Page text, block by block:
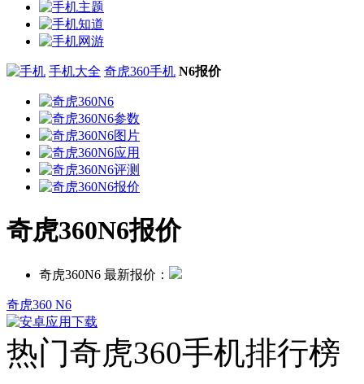
手机大全 奇虎360手机 N6报价
奇虎360N6报价
奇虎360N6 最新报价：
奇虎360 N6
热门奇虎360手机排行榜